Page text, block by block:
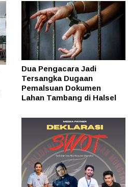
Dua Pengacara Jadi
Tersangka Dugaan
Pemalsuan Dokumen
Lahan Tambang di Halsel